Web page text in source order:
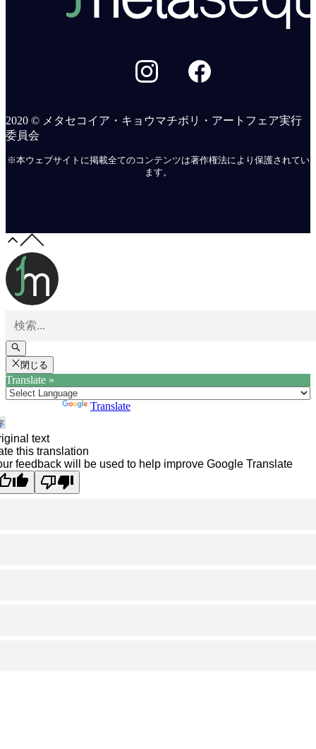
2020 © メタセコイア・キョウマチボリ・アートフェア実行
委員会
※本ウェブサイトに掲載全てのコンテンツは著作権法により保護されてい
ます。
閉じる
Translate »
Translate
text
this translation
feedback will be used to help improve Google Translate